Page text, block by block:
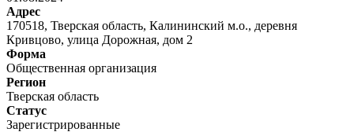
Адрес
170518, Тверская область, Калининский м.о., деревня
Кривцово, улица Дорожная, дом 2
Форма
Общественная организация
Регион
Тверская область
Статус
Зарегистрированные